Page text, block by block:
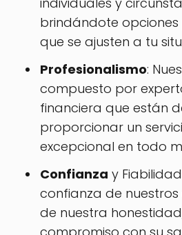
brindándote
que se ajusten a tu
Profesionalismo:
compuesto por
financiera que están
proporcionar un
excepcional en todo
Confianza y
confianza de
de nuestra